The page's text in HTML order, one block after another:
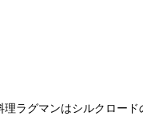
理ラグマンはシルクロー